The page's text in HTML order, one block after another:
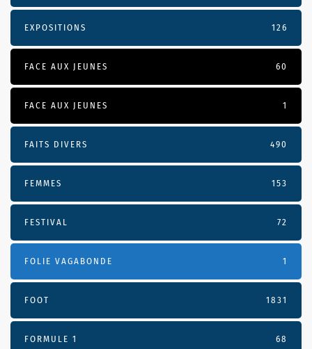
EXPOSITIONS 126
FACE AUX JEUNES 60
FACE AUX JEUNES 1
FAITS DIVERS 490
FEMMES 153
FESTIVAL 72
FOLIE VAGABONDE 1
FOOT 1831
FORMULE 1 68